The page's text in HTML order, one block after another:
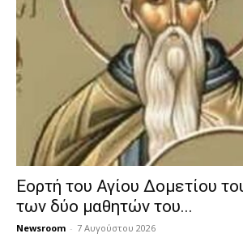
Εορτή του Αγίου Δομετίου
των δύο μαθητών του...
Newsroom - 7 Αυγούστου 2026